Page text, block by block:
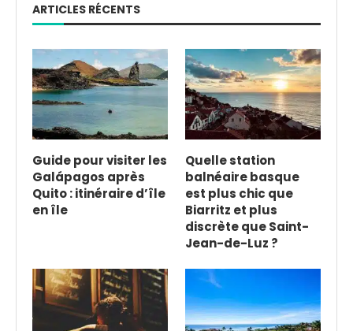
ARTICLES RÉCENTS
Guide pour visiter les
Galápagos après
Quito : itinéraire d’île
en île
Quelle station
balnéaire basque
est plus chic que
Biarritz et plus
discrète que Saint-
Jean-de-Luz ?